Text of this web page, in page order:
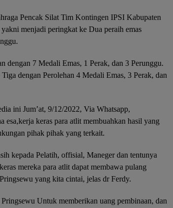
Pencak Silat Tim Kontingen IPSI Kabupaten
menjadi peringkat ke Dua peraih emas
dengan 7 Medali Emas, 1 Perak, dan 3 Perunggu.
dengan Perolehan 4 Medali Emas, 3 Perak, dan
ini Jum’at, 9/12/2022, Via Whatsapp,
esa,kerja keras para atlit membuahkan hasil yang
pihak pihak yang terkait.
kepada Pelatih, offisial, Maneger dan tentunya
mereka para atlit dapat membawa pulang
yang kita cintai, jelas dr Ferdy.
Untuk memberikan uang pembinaan, dan